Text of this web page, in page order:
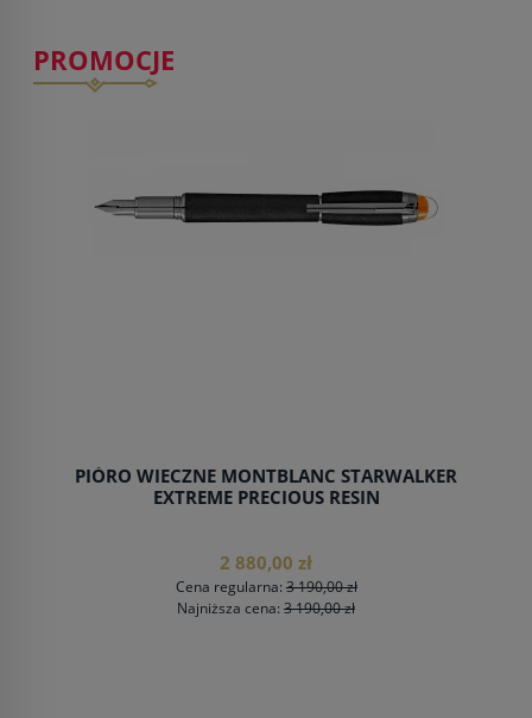
PROMOCJE
PIÓRO WIECZNE MONTBLANC STARWALKER
EXTREME PRECIOUS RESIN
2 880,00 zł
Cena regularna: 3 190,00 zł
Najniższa cena: 3 190,00 zł